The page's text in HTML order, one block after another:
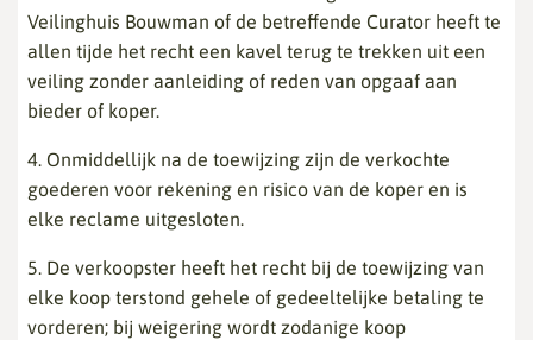
Veilinghuis Bouwman of de betreffende Curator heeft te
allen tijde het recht een kavel terug te trekken uit een
veiling zonder aanleiding of reden van opgaaf aan
bieder of koper.
4. Onmiddellijk na de toewijzing zijn de verkochte
goederen voor rekening en risico van de koper en is
elke reclame uitgesloten.
5. De verkoopster heeft het recht bij de toewijzing van
elke koop terstond gehele of gedeeltelijke betaling te
vorderen; bij weigering wordt zodanige koop